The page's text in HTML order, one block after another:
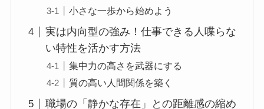
小さな一歩から始めよう
実は内向型の強み！仕事できる人喋らな
い特性を活かす方法
集中力の高さを武器にする
質の高い人間関係を築く
職場の「静かな存在」との距離感の縮め